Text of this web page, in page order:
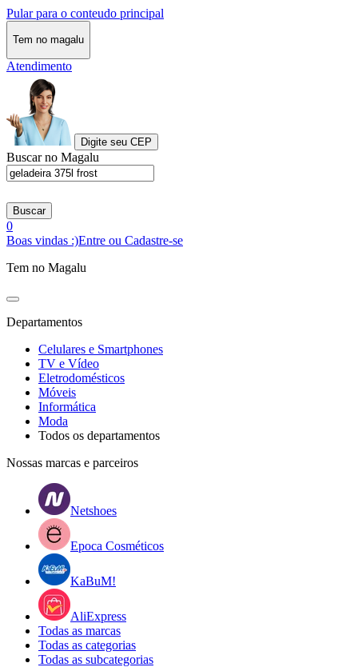
Pular para o conteudo principal
Tem no magalu
Atendimento
Digite seu CEP
Buscar no Magalu
Buscar
0
Boas vindas :)Entre ou Cadastre-se
Tem no Magalu
Departamentos
Celulares e Smartphones
TV e Vídeo
Eletrodomésticos
Móveis
Informática
Moda
Todos os departamentos
Nossas marcas e parceiros
Netshoes
Epoca Cosméticos
KaBuM!
AliExpress
Todas as marcas
Todas as categorias
Todas as subcategorias